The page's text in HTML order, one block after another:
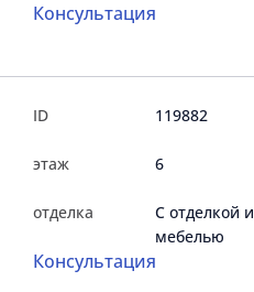
Консультация
ID 119882
этаж 6
отделка
С отделкой и
мебелью
Консультация